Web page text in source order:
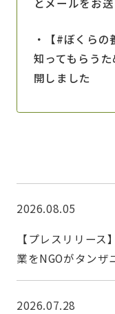
とメールをお
・【#ぼくら
知ってもらう
開しました
2026.08.05
【プレスリリー
業をNGOがタンザ
2026.07.28